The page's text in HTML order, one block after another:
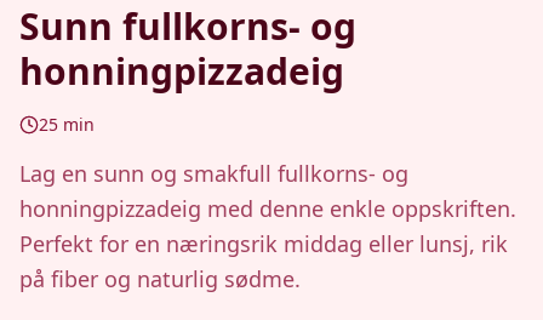
Sunn fullkorns- og
honningpizzadeig
25 min
Lag en sunn og smakfull fullkorns- og
honningpizzadeig med denne enkle oppskriften.
Perfekt for en næringsrik middag eller lunsj, rik
på fiber og naturlig sødme.